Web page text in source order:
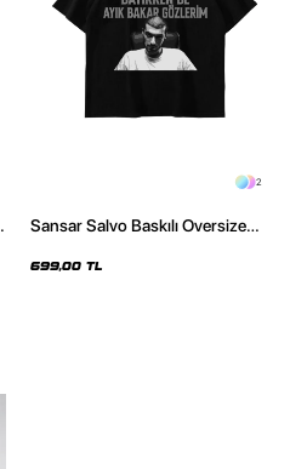
2
Sansar Salvo Baskılı Oversize
699,00 TL